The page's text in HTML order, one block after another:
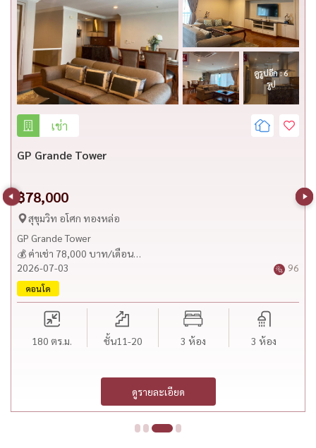
ดูรูปอีก : 6
รูป
เช่า
GP Grande Tower
฿78,000
สุขุมวิท อโศก ทองหล่อ
GP Grande Tower
💰 ค่าเช่า 78,000 บาท/เดือน
🐾 Pet Friendly
━━━━━━━━━━━━━━
📍 ทำเลศักยภาพ
• โครงการ GP Grande Tower
• ถนนสุขุมวิท 23
• ใกล้ BTS อโศก
• เดินทางสะดวกสู่ Terminal 21, Em District และย่านอโศก
• ใกล้ Interchange Tower, Jasmine Tower และโรงพยาบาลสมิติเวช
━━━━━━━━━━━━━━
2026-07-03 96
คอนโด
180 ตร.ม. ชั้น11-20 3 ห้อง 3 ห้อง
ดูรายละเอียด